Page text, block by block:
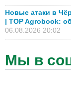
Новые атаки в
| TOP Agrobook:
06.08.2026 20:02
Мы в